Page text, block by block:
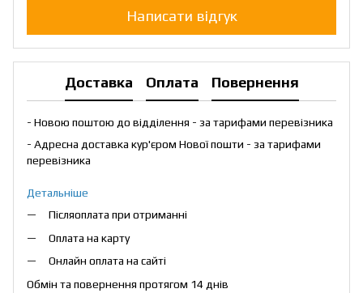
Написати відгук
Доставка Оплата Повернення
- Новою поштою до відділення - за тарифами перевізника
- Адресна доставка кур'єром Нової пошти - за тарифами
перевізника
Детальніше
Післяоплата при отриманні
Оплата на карту
Онлайн оплата на сайті
Обмін та повернення протягом 14 днів